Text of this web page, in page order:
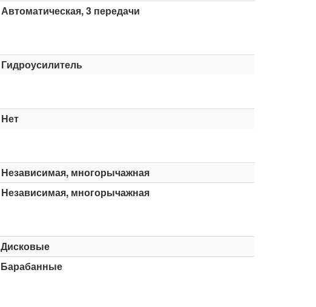
Автоматическая, 3 передачи
Гидроусилитель
Нет
Независимая, многорычажная
Независимая, многорычажная
Дисковые
Барабанные